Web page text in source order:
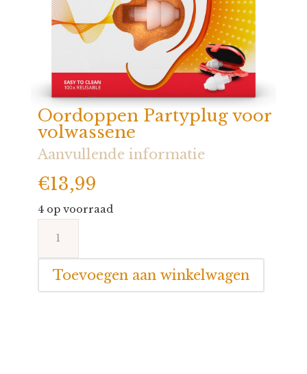
Oordoppen Partyplug voor
volwassene
Aanvullende informatie
€13,99
4 op voorraad
Partyplug
voor
volwassene
Toevoegen aan winkelwagen